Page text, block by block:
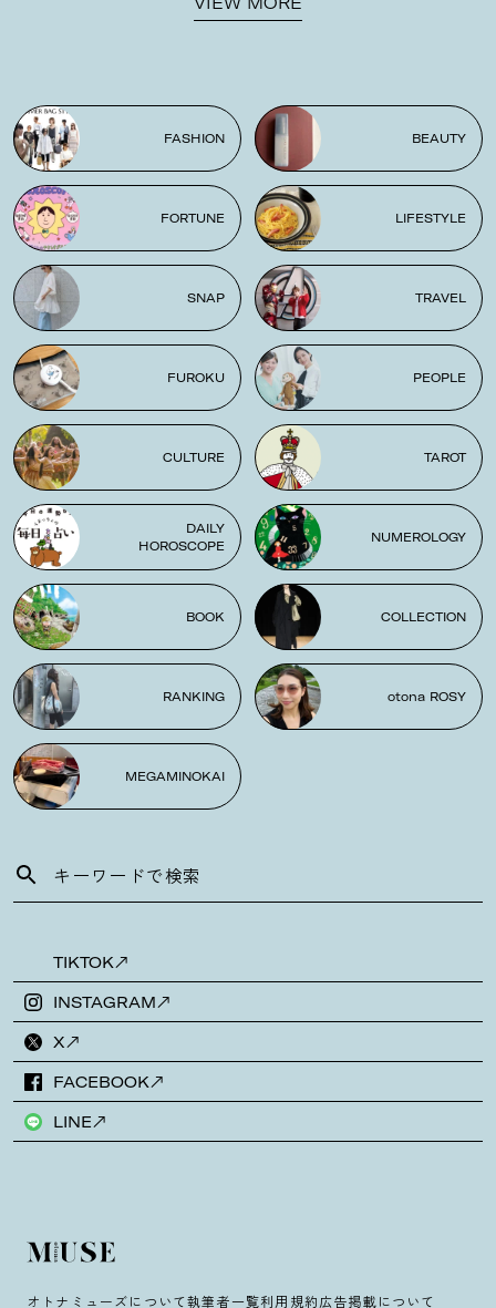
FASHION BEAUTY
FORTUNE LIFESTYLE
SNAP TRAVEL
FUROKU PEOPLE
CULTURE TAROT
DAILY
HOROSCOPE
NUMEROLOGY
BOOK COLLECTION
RANKING otona ROSY
MEGAMINOKAI
TIKTOK
INSTAGRAM
X
FACEBOOK
LINE
オトナミューズについて執筆者一覧利用規約広告掲載について